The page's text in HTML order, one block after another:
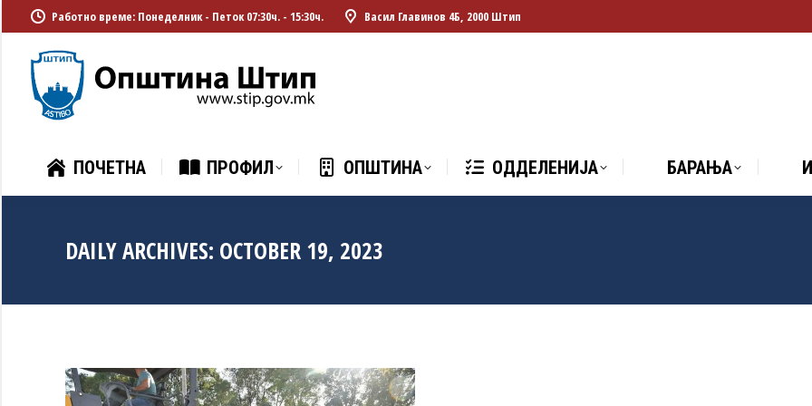
Работно време: Понеделник - Петок 07:30ч. - 15:30ч. Васил Главинов 4Б, 2000 Штип
ПОЧЕТНА ПРОФИЛ ОПШТИНА ОДДЕЛЕНИЈА БАРАЊА
DAILY ARCHIVES: OCTOBER 19, 2023
ПОЧЕТНА ПРОФИЛ ОПШТИНА ОДДЕЛЕНИЈА БАРАЊА